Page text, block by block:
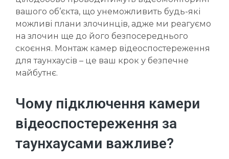
вашого об’єкта, що унеможливить будь-які
можливі плани злочинців, адже ми реагуємо
на злочин ще до його безпосереднього
скоєння. Монтаж камер відеоспостереження
для таунхаусів – це ваш крок у безпечне
майбутнє.
Чому підключення камери
відеоспостереження за
таунхаусами важливе?